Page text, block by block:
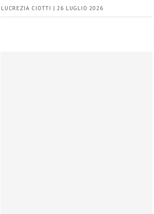
LUCREZIA CIOTTI | 26 LUGLIO 2026